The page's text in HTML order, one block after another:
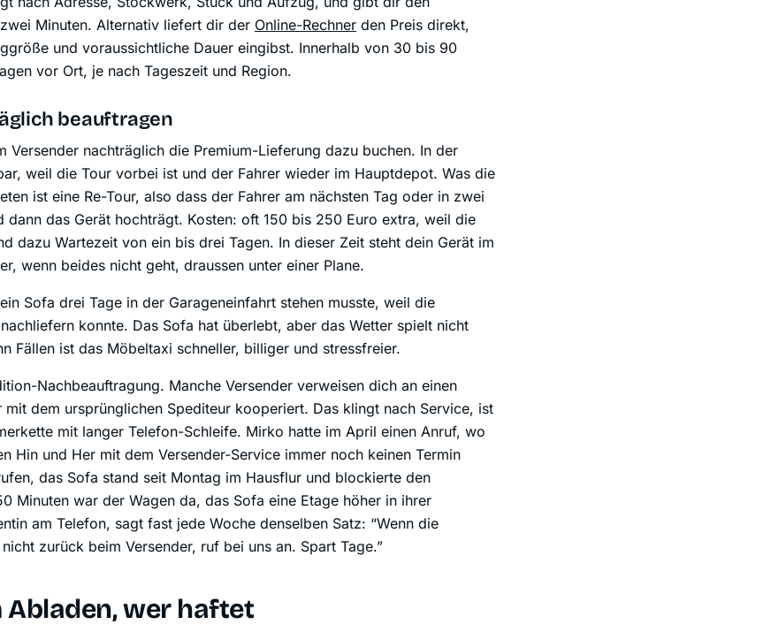
Minuten. Alternativ liefert dir der Online-Rechner den Preis direkt,
und voraussichtliche Dauer eingibst. Innerhalb von 30 bis 90
vor Ort, je nach Tageszeit und Region.
beauftragen
Versender nachträglich die Premium-Lieferung dazu buchen. In der
weil die Tour vorbei ist und der Fahrer wieder im Hauptdepot. Was die
ist eine Re-Tour, also dass der Fahrer am nächsten Tag oder in zwei
dann das Gerät hochträgt. Kosten: oft 150 bis 250 Euro extra, weil die
dazu Wartezeit von ein bis drei Tagen. In dieser Zeit steht dein Gerät im
wenn beides nicht geht, draussen unter einer Plane.
Sofa drei Tage in der Garageneinfahrt stehen musste, weil die
konnte. Das Sofa hat überlebt, aber das Wetter spielt nicht
Fällen ist das Möbeltaxi schneller, billiger und stressfreier.
Nachbeauftragung. Manche Versender verweisen dich an einen
mit dem ursprünglichen Spediteur kooperiert. Das klingt nach Service, ist
mit langer Telefon-Schleife. Mirko hatte im April einen Anruf, wo
Hin und Her mit dem Versender-Service immer noch keinen Termin
das Sofa stand seit Montag im Hausflur und blockierte den
Minuten war der Wagen da, das Sofa eine Etage höher in ihrer
am Telefon, sagt fast jede Woche denselben Satz: “Wenn die
zurück beim Versender, ruf bei uns an. Spart Tage.”
Abladen, wer haftet